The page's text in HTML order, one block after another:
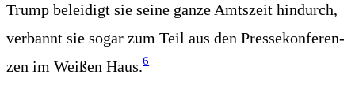
Trump belei­digt sie sei­ne gan­ze Amts­zeit hin­durch,
ver­bannt sie sogar zum Teil aus den Pres­se­kon­fe­ren­
zen im Wei­ßen Haus.6